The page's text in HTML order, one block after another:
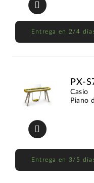
Entrega en 2/4
PX-
Casio
Piano
Entrega en 3/5